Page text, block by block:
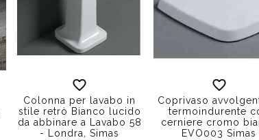
Colonna per lavabo in
stile retrò Bianco lucido
da abbinare a Lavabo 58
- Londra, Simas
Coprivaso
termoindurente
cerniere cromo
EVO003 Simas